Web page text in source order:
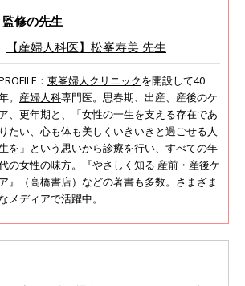
監修の先生
【産婦人科医】松峯寿美 先生
： 東峯婦人クリニックを開設して40
。 産婦人科専門医。思春期、出産、産後のケ
ア、更年期と、「女性の一生を支える存在であ
りたい、心も体も美しくいきいきと過ごせる人
を」という思いから診療を行い、すべての年
の女性の味方。『やさしく知る 産前・産後ケ
ア』（高橋書店）などの著書も多数。さまざま
メディアで活躍中。